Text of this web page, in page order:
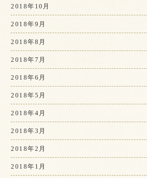
2018年10月
2018年9月
2018年8月
2018年7月
2018年6月
2018年5月
2018年4月
2018年3月
2018年2月
2018年1月